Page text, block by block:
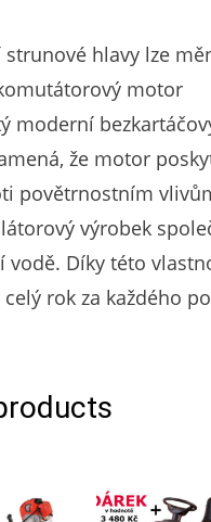
strunové hlavy lze
motor
moderní
že motor
povětrnostním
výrobek
Díky této
rok za každého